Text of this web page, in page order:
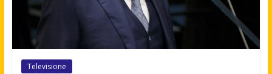
Televisione